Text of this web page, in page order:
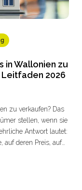
in Wallonien zu
2026
zu verkaufen? Das
stellen, wenn sie
Antwort lautet:
auf deren Preis, auf